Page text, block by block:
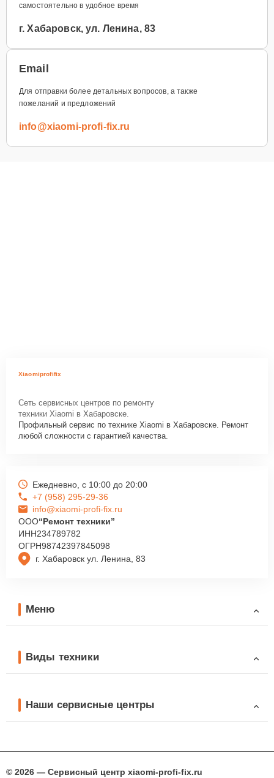
самостоятельно в удобное время
г. Хабаровск, ул. Ленина, 83
Email
Для отправки более детальных вопросов, а также
пожеланий и предложений
info@xiaomi-profi-fix.ru
Xiaomiprofifix
Сеть сервисных центров по ремонту
техники Xiaomi в Хабаровске.
Профильный сервис по технике Xiaomi в Хабаровске. Ремонт
любой сложности с гарантией качества.
г. Хабаровск ул. Ленина, 83
Ежедневно, с 10:00 до 20:00
+7 (958) 295-29-36
info@xiaomi-profi-fix.ru
ООО“Ремонт техники”
ИНН234789782
ОГРН98742397845098
Меню
Виды техники
Наши сервисные центры
© 2026 — Сервисный центр xiaomi-profi-fix.ru